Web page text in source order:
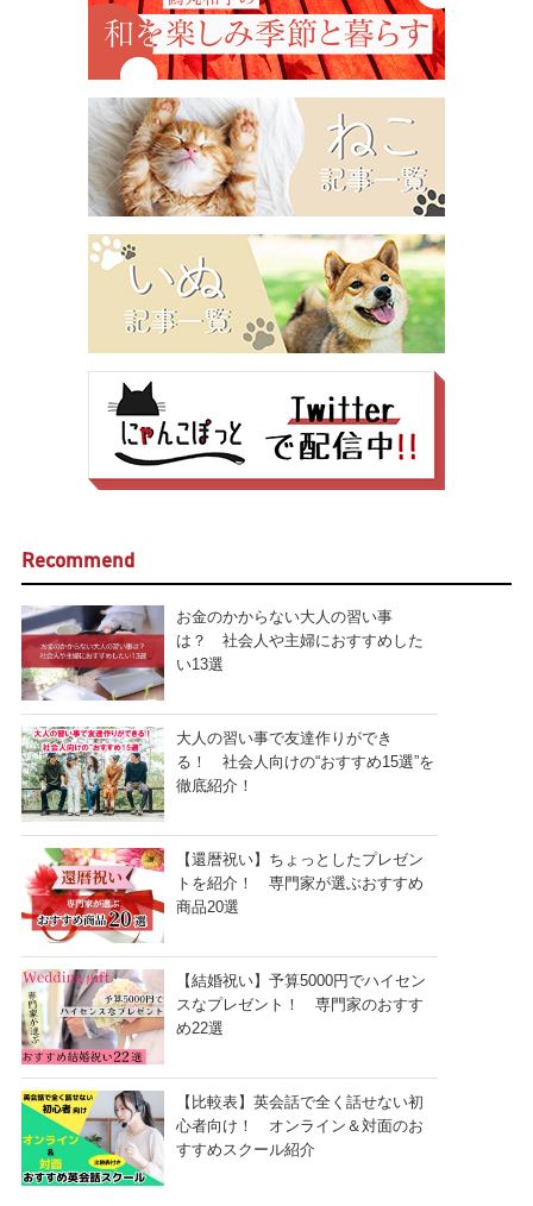
Recommend
お金のかからない大人の習い事
は？ 社会人や主婦におすすめした
い13選
大人の習い事で友達作りができ
る！ 社会人向けの“おすすめ15選”を
徹底紹介！
【還暦祝い】ちょっとしたプレゼン
トを紹介！ 専門家が選ぶおすすめ
商品20選
【結婚祝い】予算5000円でハイセン
スなプレゼント！ 専門家のおすす
め22選
【比較表】英会話で全く話せない初
心者向け！ オンライン＆対面のお
すすめスクール紹介